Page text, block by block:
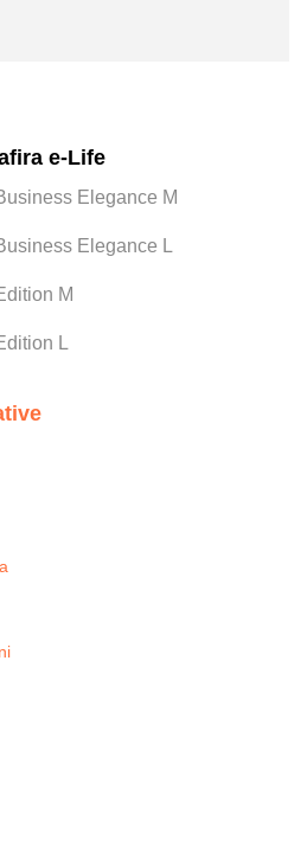
e-Life
Elegance M
Elegance L
M
L